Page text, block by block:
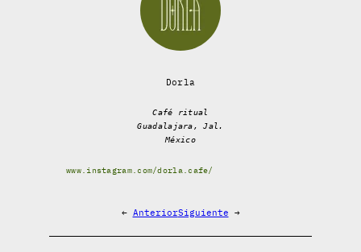
Dorla
Café ritual
Guadalajara, Jal.
México
www.instagram.com/dorla.cafe/
← AnteriorSiguiente →